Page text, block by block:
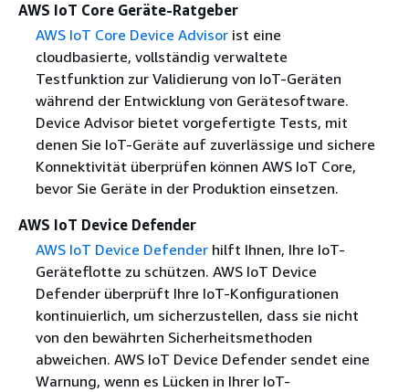
AWS IoT Core Geräte-Ratgeber
AWS IoT Core Device Advisorist eine
cloudbasierte, vollständig verwaltete
Testfunktion zur Validierung von IoT-Geräten
während der Entwicklung von Gerätesoftware.
Device Advisor bietet vorgefertigte Tests, mit
denen Sie IoT-Geräte auf zuverlässige und sichere
Konnektivität überprüfen können AWS IoT Core,
bevor Sie Geräte in der Produktion einsetzen.
AWS IoT Device Defender
AWS IoT Device Defenderhilft Ihnen, Ihre IoT-
Geräteflotte zu schützen. AWS IoT Device
Defender überprüft Ihre IoT-Konfigurationen
kontinuierlich, um sicherzustellen, dass sie nicht
von den bewährten Sicherheitsmethoden
abweichen. AWS IoT Device Defender sendet eine
Warnung, wenn es Lücken in Ihrer IoT-